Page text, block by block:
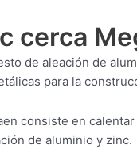
cerca
de aleación de
para la
consiste en
de aluminio y zinc.